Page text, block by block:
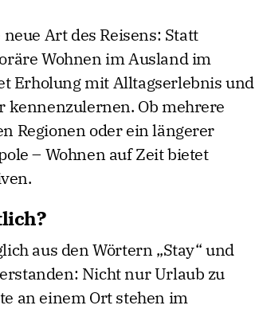
Art des Reisens: Statt
Wohnen im Ausland im
Erholung mit Alltagserlebnis und
kennenzulernen. Ob mehrere
Regionen oder ein längerer
– Wohnen auf Zeit bietet
aus den Wörtern „Stay“ und
Nicht nur Urlaub zu
an einem Ort stehen im